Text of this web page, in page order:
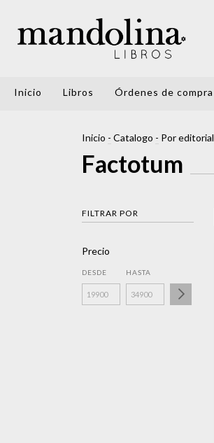
Inicio Libros Órdenes de compra
Inicio - Catalogo - Por editorial
Factotum
FILTRAR POR
Precio
DESDE HASTA